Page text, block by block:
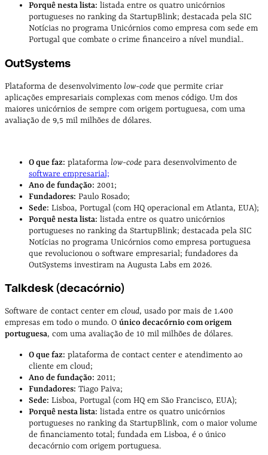
Porquê nesta lista: listada entre os quatro unicórnios
portugueses no ranking da StartupBlink; destacada pela SIC
Notícias no programa Unicórnios como empresa com sede em
Portugal que combate o crime financeiro a nível mundial..
OutSystems
Plataforma de desenvolvimento low-code que permite criar
aplicações empresariais complexas com menos código. Um dos
maiores unicórnios de sempre com origem portuguesa, com uma
avaliação de 9,5 mil milhões de dólares.
O que faz: plataforma low-code para desenvolvimento de
software empresarial;
Ano de fundação: 2001;
Fundadores: Paulo Rosado;
Sede: Lisboa, Portugal (com HQ operacional em Atlanta, EUA);
Porquê nesta lista: listada entre os quatro unicórnios
portugueses no ranking da StartupBlink; destacada pela SIC
Notícias no programa Unicórnios como empresa portuguesa
que revolucionou o software empresarial; fundadores da
OutSystems investiram na Augusta Labs em 2026.
Talkdesk (decacórnio)
Software de contact center em cloud, usado por mais de 1.400
empresas em todo o mundo. O único decacórnio com origem
portuguesa, com uma avaliação de 10 mil milhões de dólares.
O que faz: plataforma de contact center e atendimento ao
cliente em cloud;
Ano de fundação: 2011;
Fundadores: Tiago Paiva;
Sede: Lisboa, Portugal (com HQ em São Francisco, EUA);
Porquê nesta lista: listada entre os quatro unicórnios
portugueses no ranking da StartupBlink, com o maior volume
de financiamento total; fundada em Lisboa, é o único
decacórnio com origem portuguesa.